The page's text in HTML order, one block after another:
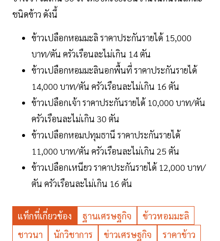
ชนิดข้าว ดังนี้
ข้าวเปลือกหอมมะลิ ราคาประกันรายได้ 15,000
บาท/ตัน ครัวเรือนละไม่เกิน 14 ตัน
ข้าวเปลือกหอมมะลินอกพื้นที่ ราคาประกันรายได้
14,000 บาท/ตัน ครัวเรือนละไม่เกิน 16 ตัน
ข้าวเปลือกเจ้า ราคาประกันรายได้ 10,000 บาท/ตัน
ครัวเรือนละไม่เกิน 30 ตัน
ข้าวเปลือกหอมปทุมธานี ราคาประกันรายได้
11,000 บาท/ตัน ครัวเรือนละไม่เกิน 25 ตัน
ข้าวเปลือกเหนียว ราคาประกันรายได้ 12,000 บาท/
ตัน ครัวเรือนละไม่เกิน 16 ตัน
แท็กที่เกี่ยวข้อง ฐานเศรษฐกิจ
ข้าวหอมมะลิ
ชาวนา
นักวิชาการ ข่าวเศรษฐกิจ
ราคาข้าว